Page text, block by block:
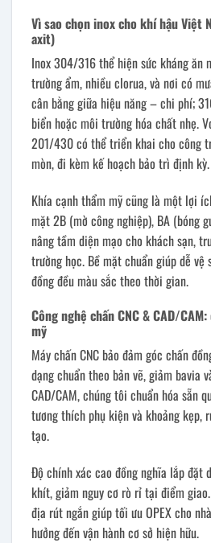
Vì sao chọn inox cho khí hậu Việt
axit)
Inox 304/316 thể hiện sức kháng ăn
trường ẩm, nhiều clorua, và nơi có
cân bằng giữa hiệu năng – chi phí;
biển hoặc môi trường hóa chất nhẹ.
201/430 có thể triển khai cho công
mòn, đi kèm kế hoạch bảo trì định kỳ.
Khía cạnh thẩm mỹ cũng là một lợi
mặt 2B (mờ công nghiệp), BA (bóng
nâng tầm diện mạo cho khách sạn,
trường học. Bề mặt chuẩn giúp dễ
đồng đều màu sắc theo thời gian.
Công nghệ chấn CNC & CAD/
mỹ
Máy chấn CNC bảo đảm góc chấn
dạng chuẩn theo bản vẽ, giảm bavia
CAD/CAM, chúng tôi chuẩn hóa sẵn
tương thích phụ kiện và khoảng kẹp,
tạo.
Độ chính xác cao đồng nghĩa lắp đặt
khít, giảm nguy cơ rò rỉ tại điểm
địa rút ngắn giúp tối ưu OPEX cho
hưởng đến vận hành cơ sở hiện hữu.